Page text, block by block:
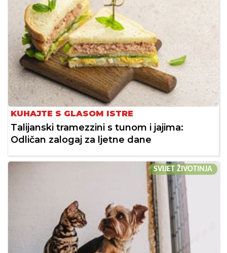
KUHAJTE S GLASOM ISTRE
Talijanski tramezzini s tunom i jajima:
Odličan zalogaj za ljetne dane
SVIJET ŽIVOTINJA